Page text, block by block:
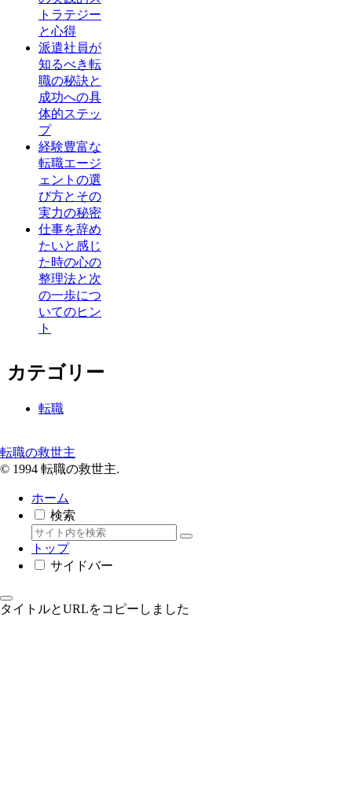
トラテジー
と心得
派遣社員が
知るべき転
職の秘訣と
成功への具
体的ステッ
プ
経験豊富な
転職エージ
ェントの選
び方とその
実力の秘密
仕事を辞め
たいと感じ
た時の心の
整理法と次
の一歩につ
いてのヒン
ト
カテゴリー
転職
転職の救世主
© 1994 転職の救世主.
ホーム
検索
トップ
サイドバー
タイトルとURLをコピーしました